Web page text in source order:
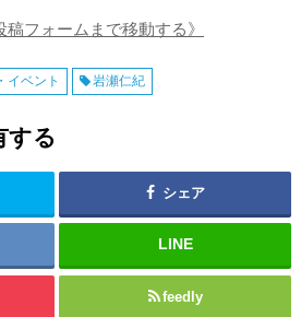
稿フォームまで移動する》
イベント 岩瀬仁紀
する
シェア
feedly